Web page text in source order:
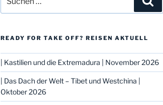
nach:
READY FOR TAKE OFF? REISEN AKTUELL
| Kastilien und die Extremadura | November 2026
| Das Dach der Welt – Tibet und Westchina |
Oktober 2026